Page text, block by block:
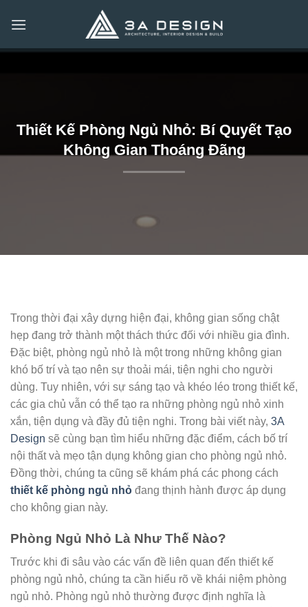
qua
Thiết Kế Phòng Ngủ Nhỏ: Bí Quyết Tạo
Không Gian Thoáng Đãng
Trong thời đại xây dựng hiện đại, không gian sống chật
hẹp đang trở thành một thách thức đối với nhiều gia đình.
Đặc biệt, phòng ngủ nhỏ là một trong những không gian
khó bố trí và tạo nên sự thoải mái, tiện nghi cho người
dùng. Tuy nhiên, với sự sáng tạo và khéo léo trong thiết kế,
các gia chủ vẫn có thể tạo ra những phòng ngủ nhỏ xinh
xắn, tiện dụng và đầy đủ tiện nghi. Trong bài viết này, 3A
Design sẽ cùng bạn tìm hiểu những đặc điểm, cách bố trí
nội thất và mẹo tận dụng không gian cho phòng ngủ nhỏ.
Đồng thời, chúng ta cũng sẽ khám phá các phong cách
thiết kế phòng ngủ nhỏ đang thịnh hành được áp dụng
cho không gian này.
Phòng Ngủ Nhỏ Là Như Thế Nào?
Trước khi đi sâu vào các vấn đề liên quan đến thiết kế
phòng ngủ nhỏ, chúng ta cần hiểu rõ về khái niệm phòng
ngủ nhỏ. Phòng ngủ nhỏ thường được định nghĩa là